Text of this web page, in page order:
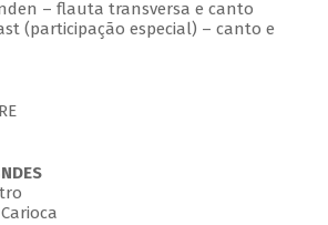
– flauta transversa e canto
(participação especial) – canto e